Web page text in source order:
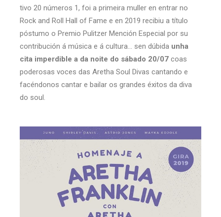
tivo 20 números 1, foi a primeira muller en entrar no
Rock and Roll Hall of Fame e en 2019 recibiu a título
póstumo o Premio Pulitzer Mención Especial por su
contribución á música e á cultura… sen dúbida unha
cita imperdible a da noite do sábado 20/07 coas
poderosas voces das Aretha Soul Divas cantando e
facéndonos cantar e bailar os grandes éxitos da diva
do soul.